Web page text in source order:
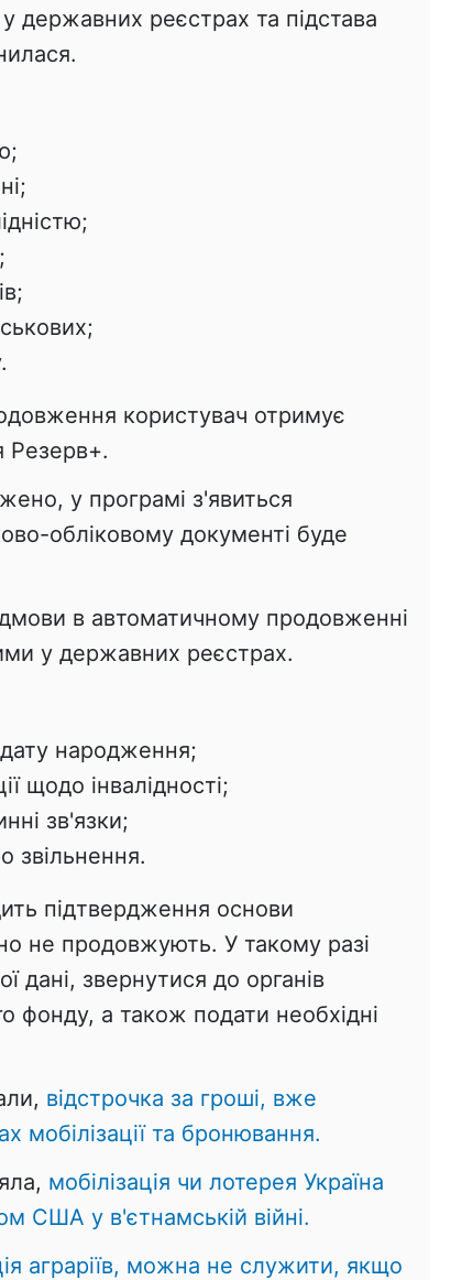
у державних реєстрах та підстава
користувач отримує
Резерв+.
у програмі з'явиться
обліковому документі буде
в автоматичному продовженні
у державних реєстрах.
народження;
щодо інвалідності;
зв'язки;
звільнення.
підтвердження основи
не продовжують. У такому разі
дані, звернутися до органів
фонду, а також подати необхідні
відстрочка за гроші, вже
мобілізації та бронювання.
мобілізація чи лотерея Україна
США у в'єтнамській війні.
аграріїв, можна не служити, якщо